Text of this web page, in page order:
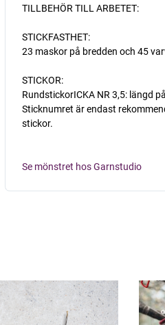
TILLBEHÖR TILL ARBETET:
STICKFASTHET:
23 maskor på bredden och 45
STICKOR:
RundstickorICKA NR 3,5: längd
Sticknumret är endast
stickor.
Se mönstret hos Garnstudio